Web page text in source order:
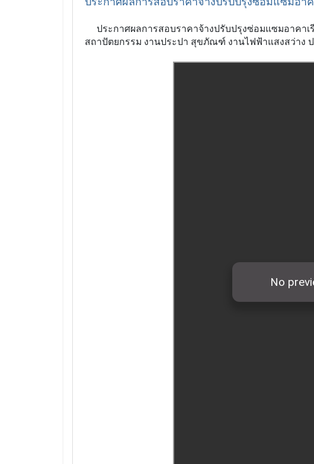
ประกาศผลการสอบราคาจ้างปรับปรุงซ่อมแซมอาคาเ
สถาปัตยกรรม งานประปา สุขภัณฑ์ งานไฟฟ้าแสงสว่าง